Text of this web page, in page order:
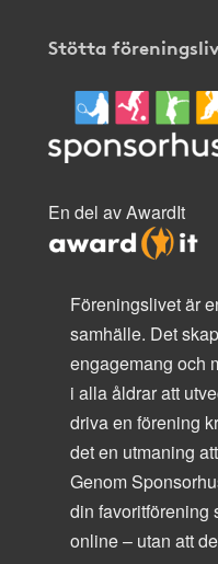
Stötta
En del av AwardIt
Föreningslivet är
samhälle. Det
engagemang och
i alla åldrar att
driva en förening
det en utmaning
Genom
din favoritförening
online – utan att